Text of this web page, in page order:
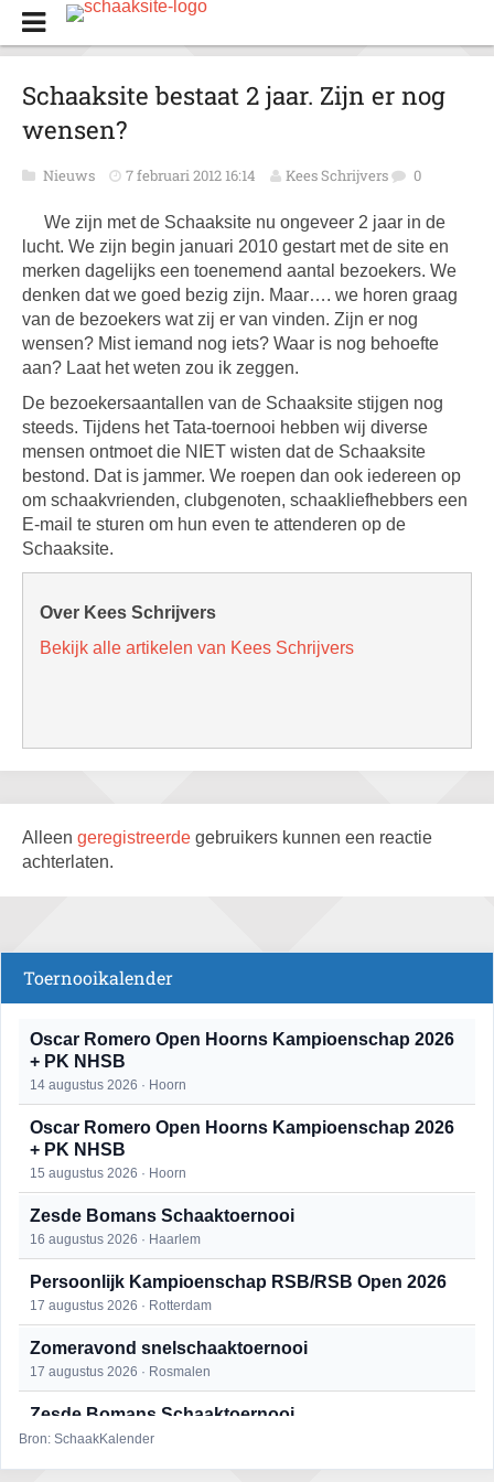
Schaaksite bestaat 2 jaar. Zijn er nog
wensen?
Nieuws 7 februari 2012 16:14 Kees Schrijvers 0
We zijn met de Schaaksite nu ongeveer 2 jaar in de
lucht. We zijn begin januari 2010 gestart met de site en
merken dagelijks een toenemend aantal bezoekers. We
denken dat we goed bezig zijn. Maar…. we horen graag
van de bezoekers wat zij er van vinden. Zijn er nog
wensen? Mist iemand nog iets? Waar is nog behoefte
aan? Laat het weten zou ik zeggen.
De bezoekersaantallen van de Schaaksite stijgen nog
steeds. Tijdens het Tata-toernooi hebben wij diverse
mensen ontmoet die NIET wisten dat de Schaaksite
bestond. Dat is jammer. We roepen dan ook iedereen op
om schaakvrienden, clubgenoten, schaakliefhebbers een
E-mail te sturen om hun even te attenderen op de
Schaaksite.
Over Kees Schrijvers
Bekijk alle artikelen van Kees Schrijvers
Alleen geregistreerde gebruikers kunnen een reactie
achterlaten.
Toernooikalender
Oscar Romero Open Hoorns Kampioenschap 2026
+ PK NHSB
14 augustus 2026 · Hoorn
Oscar Romero Open Hoorns Kampioenschap 2026
+ PK NHSB
15 augustus 2026 · Hoorn
Zesde Bomans Schaaktoernooi
16 augustus 2026 · Haarlem
Persoonlijk Kampioenschap RSB/RSB Open 2026
17 augustus 2026 · Rotterdam
Zomeravond snelschaaktoernooi
17 augustus 2026 · Rosmalen
Zesde Bomans Schaaktoernooi
17 augustus 2026 · Haarlem
Bron: SchaakKalender